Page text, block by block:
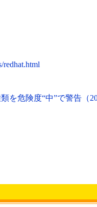
redhat.html
を危険度“中”で警告（